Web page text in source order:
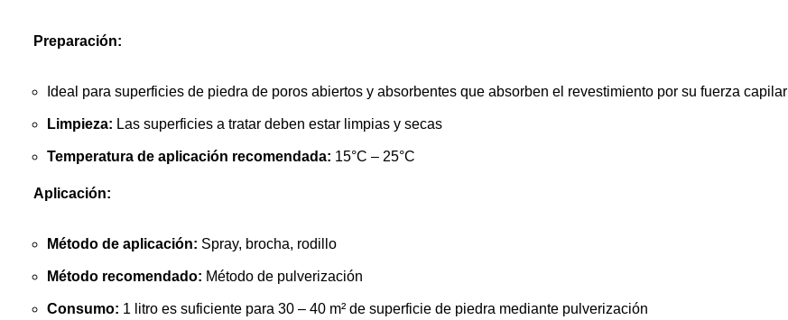
Preparación:
Ideal para superficies de piedra de poros abiertos y absorbentes que absorben el revestimiento por su fuerza capilar
Limpieza: Las superficies a tratar deben estar limpias y secas
Temperatura de aplicación recomendada: 15°C – 25°C
Aplicación:
Método de aplicación: Spray, brocha, rodillo
Método recomendado: Método de pulverización
Consumo: 1 litro es suficiente para 30 – 40 m² de superficie de piedra mediante pulverización